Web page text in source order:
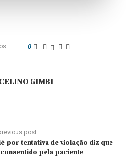
0
GIMBI
post
por tentativa de violação diz que
pela paciente